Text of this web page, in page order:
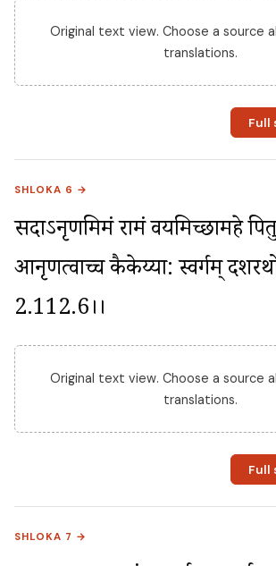
Original text view. Choose a source
translations.
Full
SHLOKA 6 →
सदाऽनृणमिमं रामं वयमिच्छामहे
आनृणत्वाच्च कैकेय्या: स्वर्गम्
2.112.6।।
Original text view. Choose a source
translations.
Full
SHLOKA 7 →